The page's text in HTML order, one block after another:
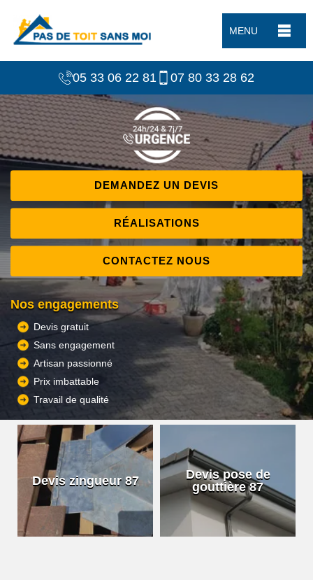
MENU
05 33 06 22 81 07 80 33 28 62
DEMANDEZ UN DEVIS
RÉALISATIONS
CONTACTEZ NOUS
Nos engagements
Devis gratuit
Sans engagement
Artisan passionné
Prix imbattable
Travail de qualité
Devis zingueur 87
Devis pose de
gouttière 87